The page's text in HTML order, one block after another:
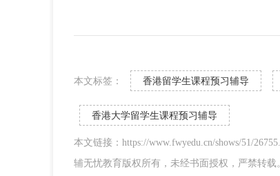
本文标签： 香港留学生课程预习辅导
香港大学留学生课程预习辅导
本文链接：https://www.fwyedu.cn/shows/51/
辅无忧教育版权所有，未经书面授权，严禁转载